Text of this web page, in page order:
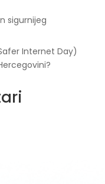
sigurnijeg
Internet Day)